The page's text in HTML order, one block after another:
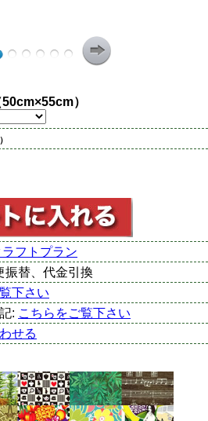
）
フトプラン
振替、代金引換
下さい
: こちらをご覧下さい
せる